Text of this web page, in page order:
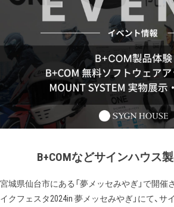
B+COMなどサインハウス
宮城県仙台市にある「夢メッセみやぎ」で開催
イクフェスタ2024in 夢メッセみやぎ」にて、